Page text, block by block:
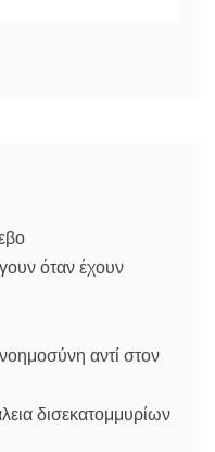
όταν έχουν
αντί στον
δισεκατομμυρίων